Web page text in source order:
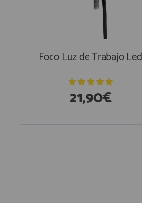
Foco Luz de Trabajo Led
21,90€